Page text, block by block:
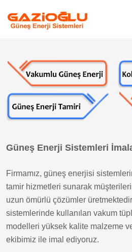
Güneş Enerji Sistemleri
Firmamız, güneş enerjisi
tamir hizmetleri sunarak
uzun ömürlü çözümler
sistemlerinde kullanılan vakum
modelleri yüksek kalite malzeme
ekibimiz ile imal ediyoruz.